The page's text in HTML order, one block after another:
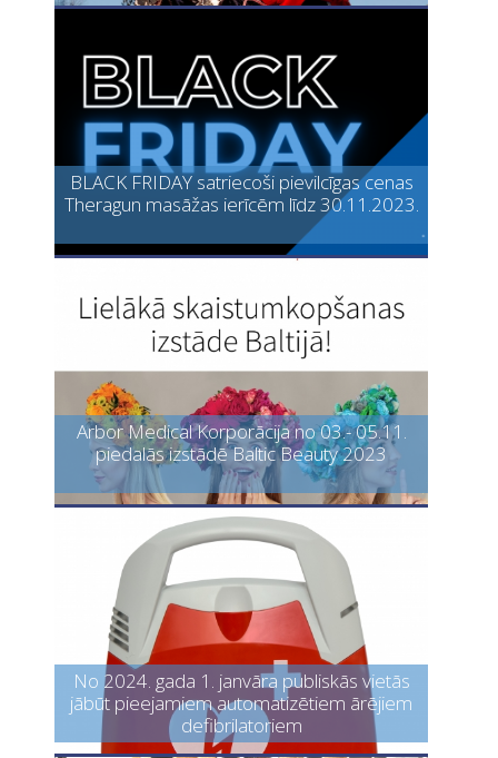
BLACK FRIDAY satriecoši pievilcīgas cenas
Theragun masāžas ierīcēm līdz 30.11.2023.
Arbor Medical Korporācija no 03.- 05.11.
piedalās izstādē Baltic Beauty 2023
No 2024. gada 1. janvāra publiskās vietās
jābūt pieejamiem automatizētiem ārējiem
defibrilatoriem